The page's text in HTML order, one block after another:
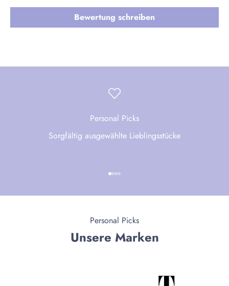
Bewertung schreiben
Personal Picks
Sorgfältig ausgewählte Lieblingsstücke
Gehe zu Element 1
Gehe zu Element 2
Gehe zu Element 3
Gehe zu Element 4
Personal Picks
Unsere Marken